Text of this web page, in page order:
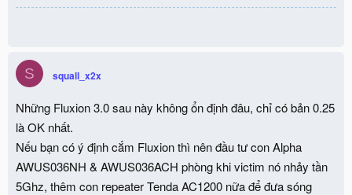
S squall_x2x
Những Fluxion 3.0 sau này không ổn định đâu, chỉ có bản 0.25
là OK nhất.
Nếu bạn có ý định cắm Fluxion thì nên đầu tư con Alpha
AWUS036NH & AWUS036ACH phòng khi victim nó nhảy tần
5Ghz, thêm con repeater Tenda AC1200 nữa để đưa sóng